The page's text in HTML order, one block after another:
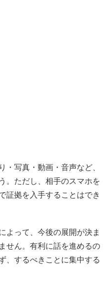
・写真・動画・音声など、
。ただし、相手のスマホを
証拠を入手することはでき
よって、今後の展開が決ま
せん。有利に話を進めるの
、するべきことに集中する